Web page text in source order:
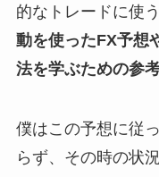
的なトレードに使
動を使ったFX予想
法を学ぶための参
僕はこの予想に従
らず、その時の状